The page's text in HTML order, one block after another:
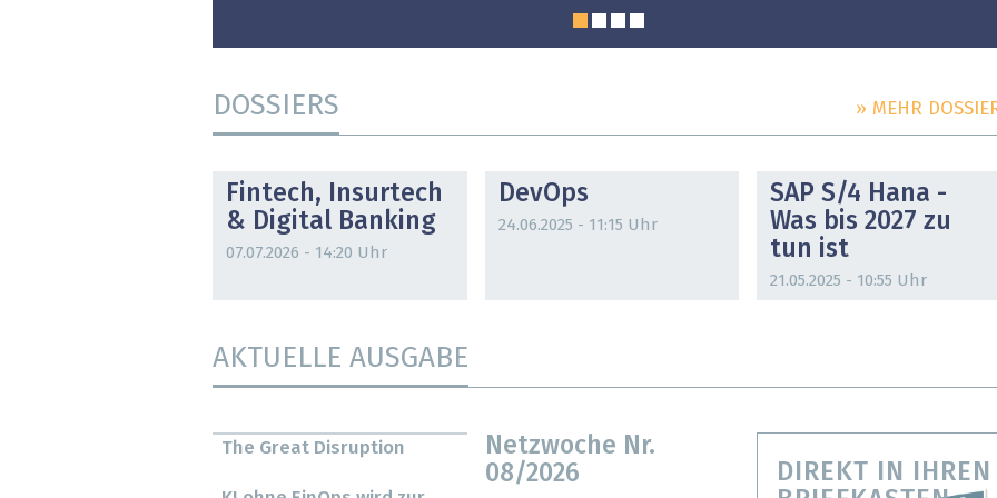
DOSSIERS » MEHR
Fintech, Insurtech
& Digital Banking
07.07.2026 - 14:20 Uhr
DevOps
24.06.2025 - 11:15 Uhr
SAP S/4 Hana -
Was bis 2027 zu
tun ist
21.05.2025 - 10:55 Uhr
AKTUELLE AUSGABE
Netzwoche Nr.
08/2026
The Great Disruption
DIREKT IN IHREN